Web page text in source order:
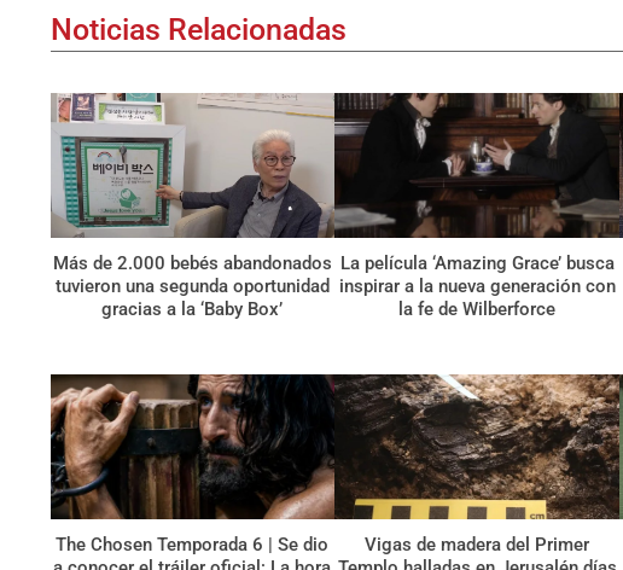
Noticias Relacionadas
Más de 2.000 bebés abandonados
tuvieron una segunda oportunidad
gracias a la ‘Baby Box’
La película ‘Amazing Grace’ busca
inspirar a la nueva generación con
la fe de Wilberforce
The Chosen Temporada 6 | Se dio
Vigas de madera del Primer